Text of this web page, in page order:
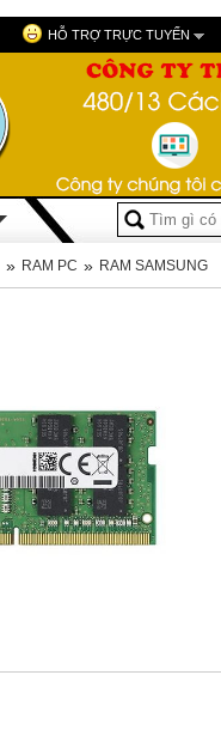
HỖ TRỢ TRỰC TUYẾN
» RAM PC » RAM SAMSUNG